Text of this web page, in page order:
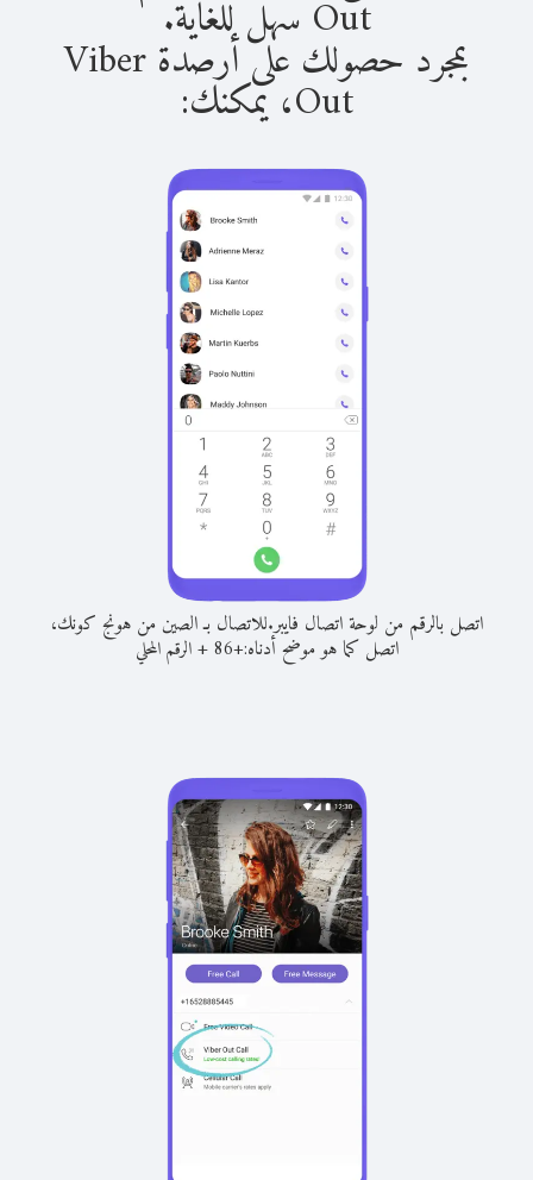
Out سهل للغاية.
بمجرد حصولك على أرصدة Viber
Out، يمكنك:
اتصل بالرقم من لوحة اتصال فايبر.للاتصال بـ الصين من هونج كونك،
اتصل كما هو موضح أدناه:+
86
+الرقم المحلي